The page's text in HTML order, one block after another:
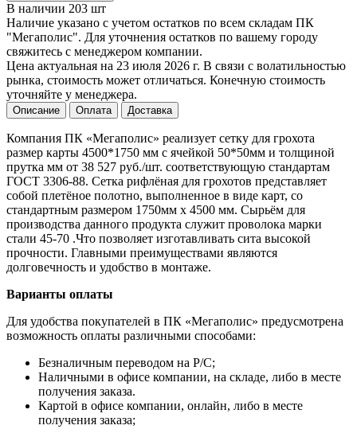
В наличии 203 шт
Наличие указано с учетом остатков по всем складам ПК
"Мегаполис". Для уточнения остатков по вашему городу
свяжитесь с менеджером компании.
Цена актуальная на 23 июля 2026 г. В связи с волатильностью
рынка, стоимость может отличаться. Конечную стоимость
уточняйте у менеджера.
Описание Оплата Доставка
Компания ПК «Мегаполис» реализует сетку для грохота
размер карты 4500*1750 мм с ячейкой 50*50мм и толщиной
прутка мм от 38 527 руб./шт. соответствующую стандартам
ГОСТ 3306-88. Сетка рифлёная для грохотов представляет
собой плетёное полотно, выполненное в виде карт, со
стандартным размером 1750мм х 4500 мм. Сырьём для
производства данного продукта служит проволока марки
стали 45-70 .Что позволяет изготавливать сита высокой
прочности. Главными преимуществами являются
долговечность и удобство в монтаже.
Варианты оплаты
Для удобства покупателей в ПК «Мегаполис» предусмотрена
возможность оплаты различными способами:
Безналичным переводом на Р/С;
Наличными в офисе компании, на складе, либо в месте
получения заказа.
Картой в офисе компании, онлайн, либо в месте
получения заказа;